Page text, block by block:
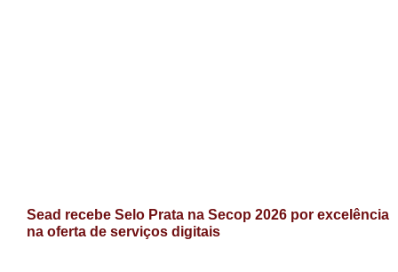
Sead recebe Selo Prata na Secop 2026 por excelência
na oferta de serviços digitais